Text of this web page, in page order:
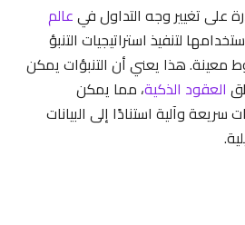
على تغيير وجه التداول فيعالم
لتنفيذ استراتيجيات التنبؤ
هذا يعني أن التنبؤات يمكن
العقود الذكية، مما يمكن
سريعة وآلية استنادًا إلى البيانات